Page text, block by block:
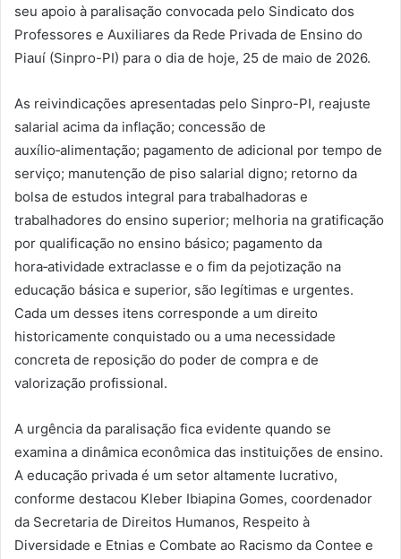
seu apoio à paralisação convocada pelo Sindicato dos
Professores e Auxiliares da Rede Privada de Ensino do
Piauí (Sinpro-PI) para o dia de hoje, 25 de maio de 2026.
As reivindicações apresentadas pelo Sinpro-PI, reajuste
salarial acima da inflação; concessão de
auxílio‑alimentação; pagamento de adicional por tempo de
serviço; manutenção de piso salarial digno; retorno da
bolsa de estudos integral para trabalhadoras e
trabalhadores do ensino superior; melhoria na gratificação
por qualificação no ensino básico; pagamento da
hora‑atividade extraclasse e o fim da pejotização na
educação básica e superior, são legítimas e urgentes.
Cada um desses itens corresponde a um direito
historicamente conquistado ou a uma necessidade
concreta de reposição do poder de compra e de
valorização profissional.
A urgência da paralisação fica evidente quando se
examina a dinâmica econômica das instituições de ensino.
A educação privada é um setor altamente lucrativo,
conforme destacou Kleber Ibiapina Gomes, coordenador
da Secretaria de Direitos Humanos, Respeito à
Diversidade e Etnias e Combate ao Racismo da Contee e